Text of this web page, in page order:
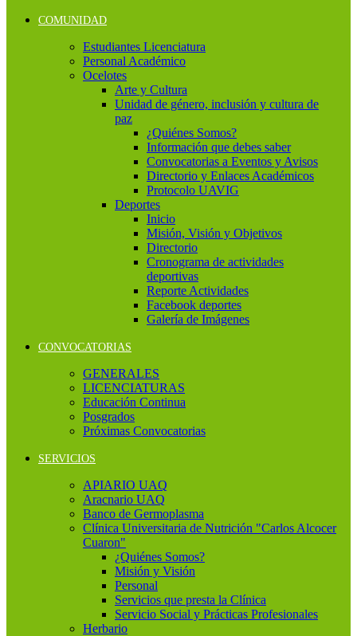
COMUNIDAD
Estudiantes Licenciatura
Personal Académico
Ocelotes
Arte y Cultura
Unidad de género, inclusión y cultura de
paz
¿Quiénes Somos?
Información que debes saber
Convocatorias a Eventos y Avisos
Directorio y Enlaces Académicos
Protocolo UAVIG
Deportes
Inicio
Misión, Visión y Objetivos
Directorio
Cronograma de actividades
deportivas
Reporte Actividades
Facebook deportes
Galería de Imágenes
CONVOCATORIAS
GENERALES
LICENCIATURAS
Educación Continua
Posgrados
Próximas Convocatorias
SERVICIOS
APIARIO UAQ
Aracnario UAQ
Banco de Germoplasma
Clínica Universitaria de Nutrición "Carlos Alcocer
Cuaron"
¿Quiénes Somos?
Misión y Visión
Personal
Servicios que presta la Clínica
Servicio Social y Prácticas Profesionales
Herbario